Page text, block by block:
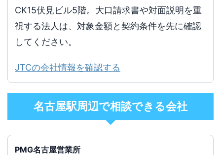
CK15伏見ビル5階。大口請求書や対面説明を重
視する法人は、対象金額と契約条件を先に確認
してください。
JTCの会社情報を確認する
名古屋駅周辺で相談できる会社
PMG名古屋営業所